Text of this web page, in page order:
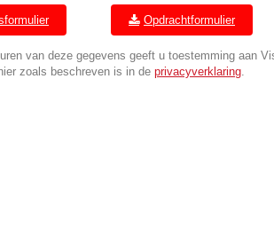
Opdrachtformulier
van deze gegevens geeft u toestemming aan
zoals beschreven is in de privacyverklaring.